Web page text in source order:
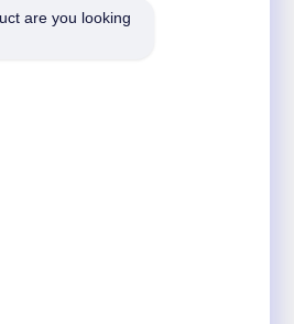
are you looking